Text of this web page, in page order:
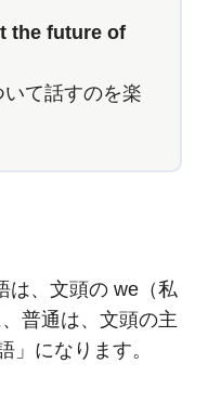
the future of
て話すのを楽
は、文頭の we（私
普通は、文頭の主
」になります。